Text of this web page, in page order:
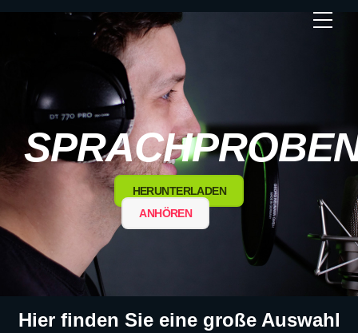
Skip
HERUNTERLADEN
ANHÖREN
Hier finden Sie eine große Auswahl